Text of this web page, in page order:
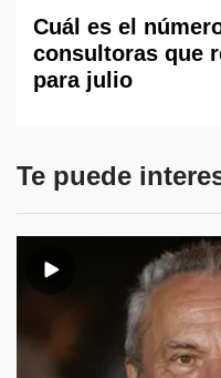
Cuál es el
consultoras que
para julio
Te puede